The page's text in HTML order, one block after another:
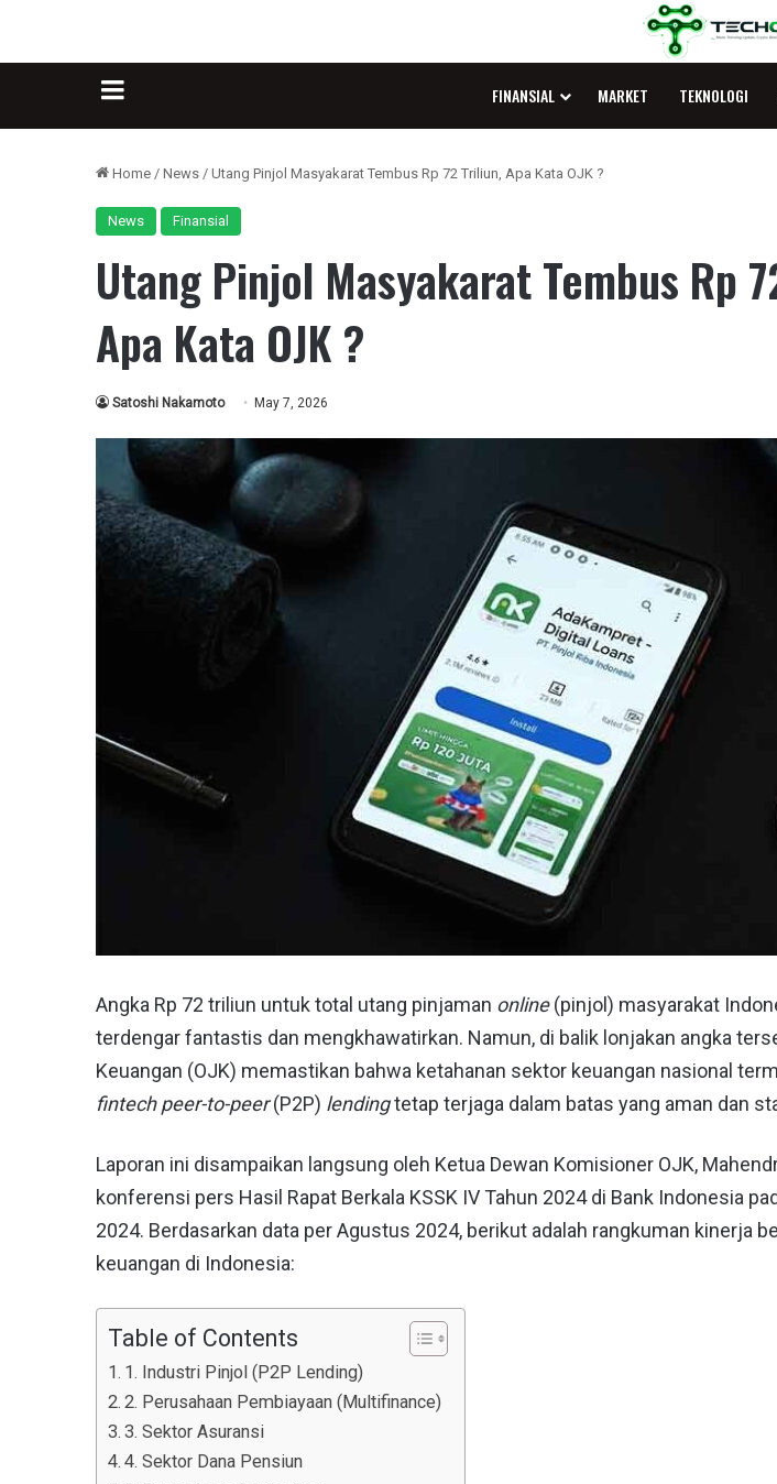
FINANSIAL MARKET TEKNOLOGI
Sidebar
Home / News / Utang Pinjol Masyakarat Tembus Rp 72 Triliun, Apa Kata OJK ?
News Finansial
Utang Pinjol Masyakarat Tembus Rp
Apa Kata OJK ?
Satoshi Nakamoto May 7, 2026
Angka Rp 72 triliun untuk total utang pinjaman online(pinjol) masyarakat
terdengar fantastis dan mengkhawatirkan. Namun, di balik lonjakan angka
Keuangan (OJK) memastikan bahwa ketahanan sektor keuangan nasional
fintech peer-to-peer(P2P) lendingtetap terjaga dalam batas yang aman dan
Laporan ini disampaikan langsung oleh Ketua Dewan Komisioner OJK,
konferensi pers Hasil Rapat Berkala KSSK IV Tahun 2024 di Bank Indonesia
2024. Berdasarkan data per Agustus 2024, berikut adalah rangkuman kinerja
keuangan di Indonesia:
Table of Contents
1. Industri Pinjol (P2P Lending)
2. Perusahaan Pembiayaan (Multifinance)
3. Sektor Asuransi
4. Sektor Dana Pensiun